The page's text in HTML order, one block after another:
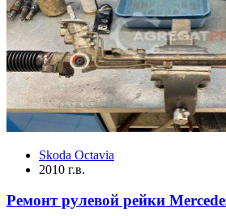
Skoda Octavia
2010 г.в.
Ремонт рулевой рейки